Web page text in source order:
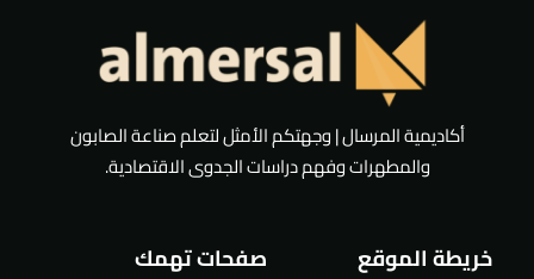
أكاديمية المرسال | وجهتكم الأمثل لتعلم صناعة الصابون
والمطهرات وفهم دراسات الجدوى الاقتصادية.
خريطة الموقع صفحات تهمك